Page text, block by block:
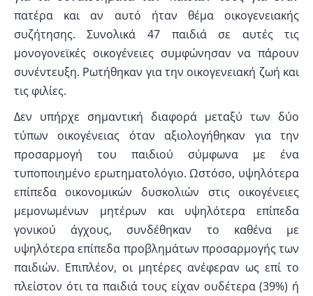
πατέρα και αν αυτό ήταν θέμα οικογενειακής
συζήτησης. Συνολικά 47 παιδιά σε αυτές τις
μονογονεϊκές οικογένειες συμφώνησαν να πάρουν
συνέντευξη. Ρωτήθηκαν για την οικογενειακή ζωή και
τις φιλίες.
Δεν υπήρχε σημαντική διαφορά μεταξύ των δύο
τύπων οικογένειας όταν αξιολογήθηκαν για την
προσαρμογή του παιδιού σύμφωνα με ένα
τυποποιημένο ερωτηματολόγιο. Ωστόσο, υψηλότερα
επίπεδα οικονομικών δυσκολιών στις οικογένειες
μεμονωμένων μητέρων και υψηλότερα επίπεδα
γονικού άγχους, συνδέθηκαν το καθένα με
υψηλότερα επίπεδα προβλημάτων προσαρμογής των
παιδιών. Επιπλέον, οι μητέρες ανέφεραν ως επί το
πλείστον ότι τα παιδιά τους είχαν ουδέτερα (39%) ή